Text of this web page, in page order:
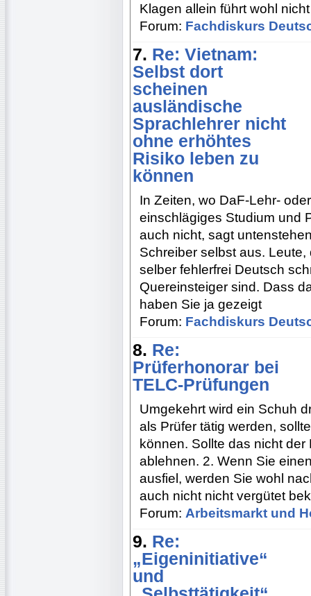
Klagen allein führt wohl
Forum: Fachdiskurs
7. Re: Vietnam:
Selbst dort
scheinen
ausländische
Sprachlehrer nicht
ohne erhöhtes
Risiko leben zu
können
In Zeiten, wo DaF-Lehr-
einschlägiges Studium und
auch nicht, sagt
Schreiber selbst aus.
selber fehlerfrei Deutsch
Quereinsteiger sind. Dass
haben Sie ja gezeigt
Forum: Fachdiskurs
8. Re:
Prüferhonorar bei
TELC-Prüfungen
Umgekehrt wird ein Schuh
als Prüfer tätig werden,
können. Sollte das nicht
ablehnen. 2. Wenn Sie
ausfiel, werden Sie wohl
auch nicht nicht vergütet
Forum: Arbeitsmarkt und
9. Re:
„Eigeninitiative“
und